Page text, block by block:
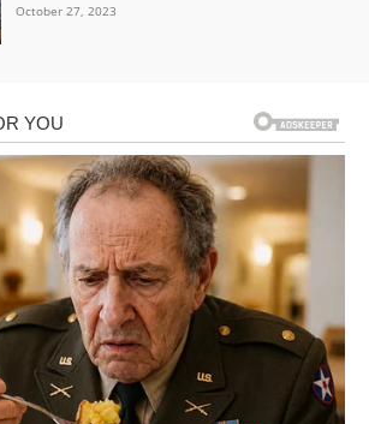
October 27, 2023